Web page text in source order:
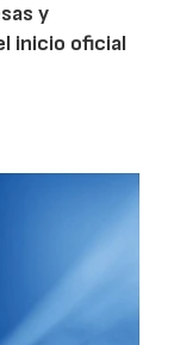
y
inicio oficial